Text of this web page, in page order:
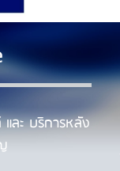
ละ บริการหลัง